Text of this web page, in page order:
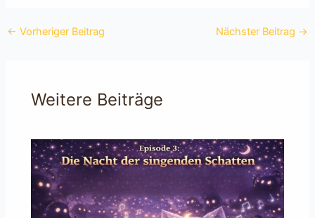
← Vorheriger Beitrag Nächster Beitrag →
Weitere Beiträge